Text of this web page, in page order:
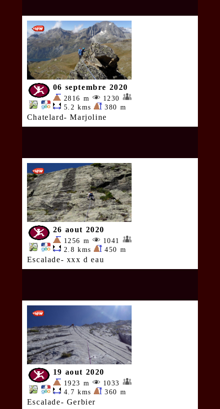
06 septembre 2020
2816 m
1230
5.2 kms
380 m
Chatelard- Marjoline
26 aout 2020
1256 m
1041
2.8 kms
450 m
Escalade- xxx d eau
19 aout 2020
1923 m
1033
4.7 kms
360 m
Escalade- Gerbier